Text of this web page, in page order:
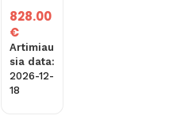
is iš
Vilnia
us
arba
Rygos
)
828.00
€
Artimiau
sia data:
2026-12-
18